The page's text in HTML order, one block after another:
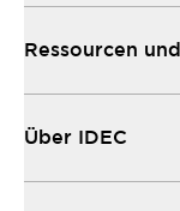
Ressourcen
Über IDEC